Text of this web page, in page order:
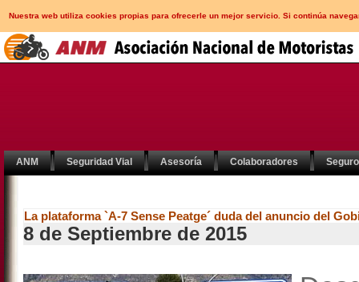
Nuestra web utiliza cookies propias para ofrecerle un mejor servicio. Si continúa
ANM Seguridad Vial Asesoría Colaboradores
La plataforma `A-7 Sense Peatge´ duda del anuncio del
8 de Septiembre de 2015